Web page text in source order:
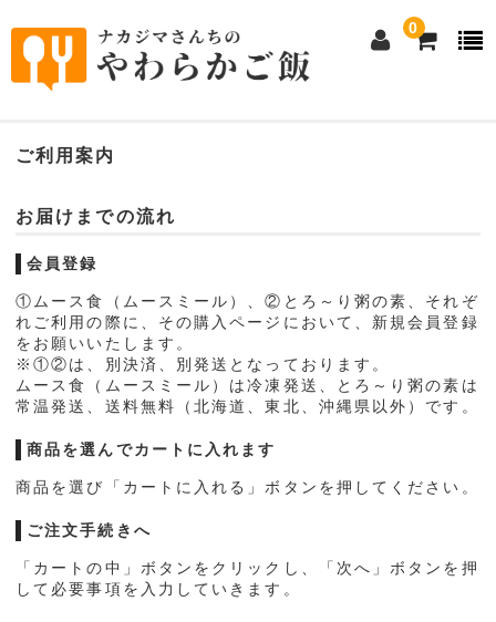
0
ホーム
②とろ～り粥の素について
商品購入
①ムース食全商品
単品メイン・小鉢料理
おかずセット
3食セット(3種類入り)
ご利用案内
お届けまでの流れ
会員登録
①ムース食（ムースミール）、②とろ～り粥の素、それぞ
れご利用の際に、その購入ページにおいて、新規会員登録
をお願いいたします。
※①②は、別決済、別発送となっております。
ムース食（ムースミール）は冷凍発送、とろ～り粥の素は
常温発送、送料無料（北海道、東北、沖縄県以外）です。
商品を選んでカートに入れます
商品を選び「カートに入れる」ボタンを押してください。
ご注文手続きへ
「カートの中」ボタンをクリックし、「次へ」ボタンを押
して必要事項を入力していきます。